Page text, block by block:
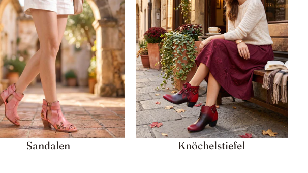
Sandalen Knöchelstiefel